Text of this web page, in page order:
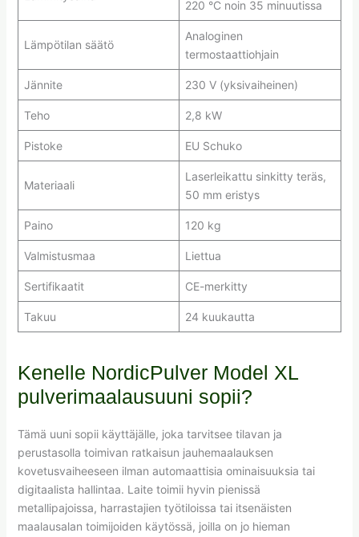
220 °C noin 35 minuutissa
Lämpötilan säätö
Analoginen
termostaattiohjain
Jännite 230 V (yksivaiheinen)
Teho 2,8 kW
Pistoke EU Schuko
Materiaali
Laserleikattu sinkitty teräs,
50 mm eristys
Paino 120 kg
Valmistusmaa Liettua
Sertifikaatit CE-merkitty
Takuu 24 kuukautta
Kenelle NordicPulver Model XL
pulverimaalausuuni sopii?
Tämä uuni sopii käyttäjälle, joka tarvitsee tilavan ja
perustasolla toimivan ratkaisun jauhemaalauksen
kovetusvaiheeseen ilman automaattisia ominaisuuksia tai
digitaalista hallintaa. Laite toimii hyvin pienissä
metallipajoissa, harrastajien työtiloissa tai itsenäisten
maalausalan toimijoiden käytössä, joilla on jo hieman